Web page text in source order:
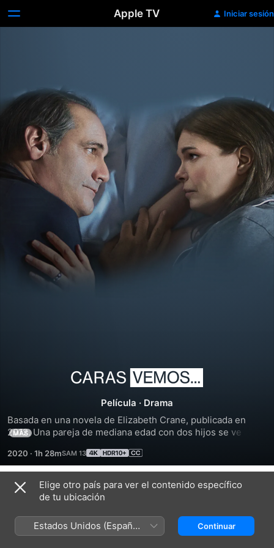
Apple TV Iniciar sesión
Caras
vemos...
Película · Drama
Basada en una novela de Elizabeth Crane, publicada en
2012. Una pareja de mediana edad con dos hijos se ve
MÁS
2020 · 1h 28m
Tráilers
Elige otro país para ver el contenido específico
de tu ubicación
Estados Unidos (Español
México)
Continuar